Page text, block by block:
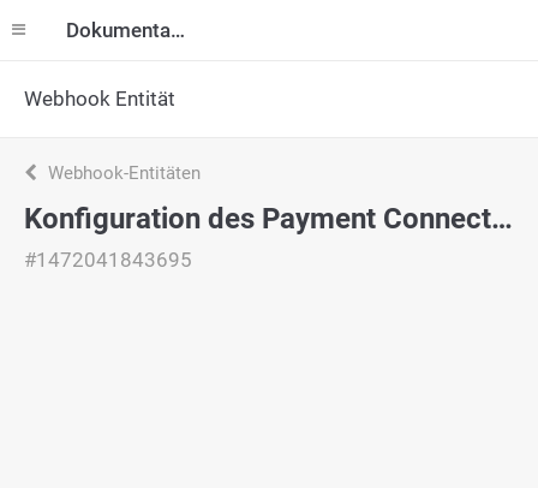
Dokumentation
Webhook Entität
Webhook-Entitäten
Konfiguration des Payment Connectorss
#1472041843695